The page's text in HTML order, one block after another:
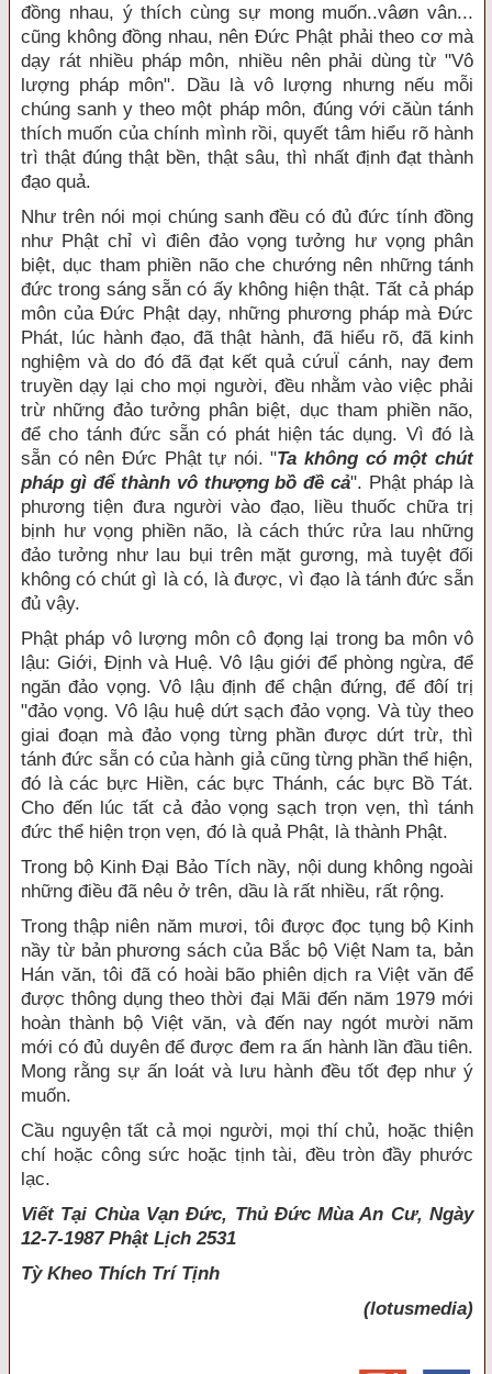
đồng nhau, ý thích cùng sự mong muốn..vâøn vân...
cũng không đồng nhau, nên Đức Phật phải theo cơ mà
dạy rát nhiều pháp môn, nhiều nên phải dùng từ "Vô
lượng pháp môn". Dầu là vô lượng nhưng nếu mỗi
chúng sanh y theo một pháp môn, đúng với căùn tánh
thích muốn của chính mình rồi, quyết tâm hiểu rõ hành
trì thật đúng thật bền, thật sâu, thì nhất định đạt thành
đạo quả.
Như trên nói mọi chúng sanh đều có đủ đức tính đồng
như Phật chỉ vì điên đảo vọng tưởng hư vọng phân
biệt, dục tham phiền não che chướng nên những tánh
đức trong sáng sẵn có ấy không hiện thật. Tất cả pháp
môn của Đức Phật dạy, những phương pháp mà Đức
Phát, lúc hành đạo, đã thật hành, đã hiểu rõ, đã kinh
nghiệm và do đó đã đạt kết quả cứuÏ cánh, nay đem
truyền dạy lại cho mọi người, đều nhằm vào việc phải
trừ những đảo tưởng phân biệt, dục tham phiền não,
để cho tánh đức sẵn có phát hiện tác dụng. Vì đó là
sẵn có nên Đức Phật tự nói. "Ta không có một chút
pháp gì để thành vô thượng bồ đề cả". Phật pháp là
phương tiện đưa người vào đạo, liều thuốc chữa trị
bịnh hư vọng phiền não, là cách thức rửa lau những
đảo tưởng như lau bụi trên mặt gương, mà tuyệt đối
không có chút gì là có, là được, vì đạo là tánh đức sẵn
đủ vậy.
Phật pháp vô lượng môn cô đọng lại trong ba môn vô
lậu: Giới, Định và Huệ. Vô lậu giới để phòng ngừa, để
ngăn đảo vọng. Vô lậu định để chận đứng, để đôí trị
"đảo vọng. Vô lậu huệ dứt sạch đảo vọng. Và tùy theo
giai đoạn mà đảo vọng từng phần được dứt trừ, thì
tánh đức sẵn có của hành giả cũng từng phần thể hiện,
đó là các bực Hiền, các bực Thánh, các bực Bồ Tát.
Cho đến lúc tất cả đảo vọng sạch trọn vẹn, thì tánh
đức thể hiện trọn vẹn, đó là quả Phật, là thành Phật.
Trong bộ Kinh Đại Bảo Tích nầy, nội dung không ngoài
những điều đã nêu ở trên, dầu là rất nhiều, rất rộng.
Trong thập niên năm mươi, tôi được đọc tụng bộ Kinh
nầy từ bản phương sách của Bắc bộ Việt Nam ta, bản
Hán văn, tôi đã có hoài bão phiên dịch ra Việt văn để
được thông dụng theo thời đại Mãi đến năm 1979 mới
hoàn thành bộ Việt văn, và đến nay ngót mười năm
mới có đủ duyên để được đem ra ấn hành lần đầu tiên.
Mong rằng sự ấn loát và lưu hành đều tốt đẹp như ý
muốn.
Cầu nguyện tất cả mọi người, mọi thí chủ, hoặc thiện
chí hoặc công sức hoặc tịnh tài, đều tròn đầy phước
lạc.
Viết Tại Chùa Vạn Đức, Thủ Đức Mùa An Cư, Ngày
12-7-1987 Phật Lịch 2531
Tỳ Kheo Thích Trí Tịnh
(lotusmedia)